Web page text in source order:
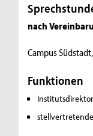
nach
Campus
Funktionen